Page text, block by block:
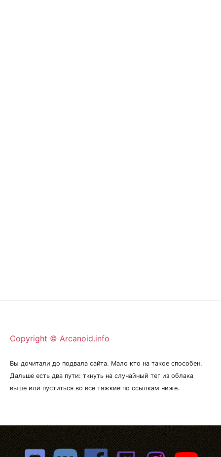
Copyright © Arcanoid.info
Вы дочитали до подвала сайта. Мало кто на такое способен.
Дальше есть два пути: ткнуть на случайный тег из облака
выше или пуститься во все тяжкие по ссылкам ниже.